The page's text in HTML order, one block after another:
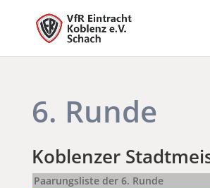
6. Runde
Koblenzer
Paarungsliste der 6. Runde